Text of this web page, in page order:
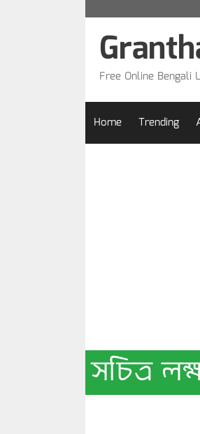
Free Online Bengali
Home Trending
সচিত্র